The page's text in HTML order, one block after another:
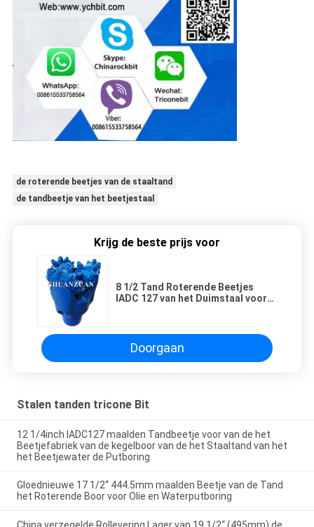
de roterende beetjes van de staaltand
de tandbeetje van het beetjestaal
Krijg de beste prijs voor
8 1/2 Tand Roterende Beetjes
IADC 127 van het Duimstaal voor
Doorgaan
Stalen tanden tricone Bit
12 1/4inch IADC127 maalden Tandbeetje voor van de het
Beetjefabriek van de kegelboor van de het Staaltand van het
het Beetjewater de Putboring
Gloednieuwe 17 1/2“ 444.5mm maalden Beetje van de Tand
het Roterende Boor voor Olie en Waterputboring